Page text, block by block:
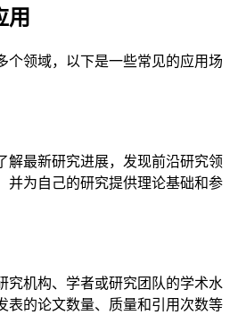
用
个领域，以下是一些常见的应用场
解最新研究进展，发现前沿研究领
并为自己的研究提供理论基础和参
究机构、学者或研究团队的学术水
表的论文数量、质量和引用次数等